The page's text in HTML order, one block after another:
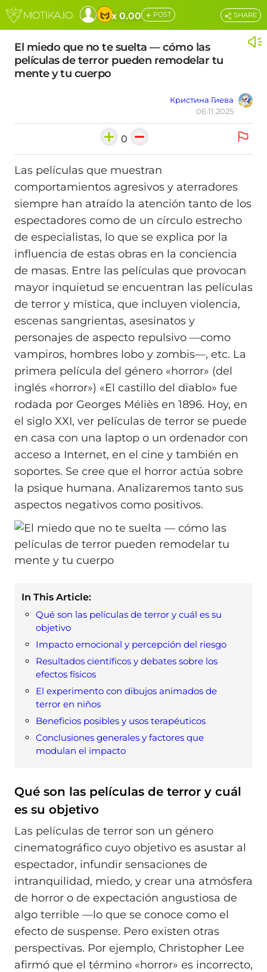
x 0.00 + POST
El miedo que no te suelta — cómo las
películas de terror pueden remodelar tu
mente y tu cuerpo
Кристина Гиева
06.11.2025
SHARE
0
Las películas que muestran
comportamientos agresivos y aterradores
siempre han atraído la atención tanto de los
espectadores como de un círculo estrecho
de especialistas, lo que se explica por la
influencia de estas obras en la conciencia
de masas. Entre las películas que provocan
mayor inquietud se encuentran las películas
de terror y mística, que incluyen violencia,
escenas sangrientas, asesinatos y
personajes de aspecto repulsivo —como
vampiros, hombres lobo y zombis—, etc. La
primera película del género «horror» (del
inglés «horror») «El castillo del diablo» fue
rodada por Georges Méliès en 1896. Hoy, en
el siglo XXI, ver películas de terror se puede
en casa con una laptop o un ordenador con
acceso a Internet, en el cine y también en
soportes. Se cree que el horror actúa sobre
la psique humana. Analizaremos tanto sus
aspectos negativos como positivos.
In This Article:
Qué son las películas de terror y cuál es su
objetivo
Impacto emocional y percepción del riesgo
Resultados científicos y debates sobre los
efectos físicos
El experimento con dibujos animados de
terror en niños
Beneficios posibles y usos terapéuticos
Conclusiones generales y factores que
modulan el impacto
Qué son las películas de terror y cuál
es su objetivo
Las películas de terror son un género
cinematográfico cuyo objetivo es asustar al
espectador, infundir sensaciones de
intranquilidad, miedo, y crear una atmósfera
de horror o de expectación angustiosa de
algo terrible —lo que se conoce como el
efecto de suspense. Pero existen otras
perspectivas. Por ejemplo, Christopher Lee
afirmó que el término «horror» es incorrecto,